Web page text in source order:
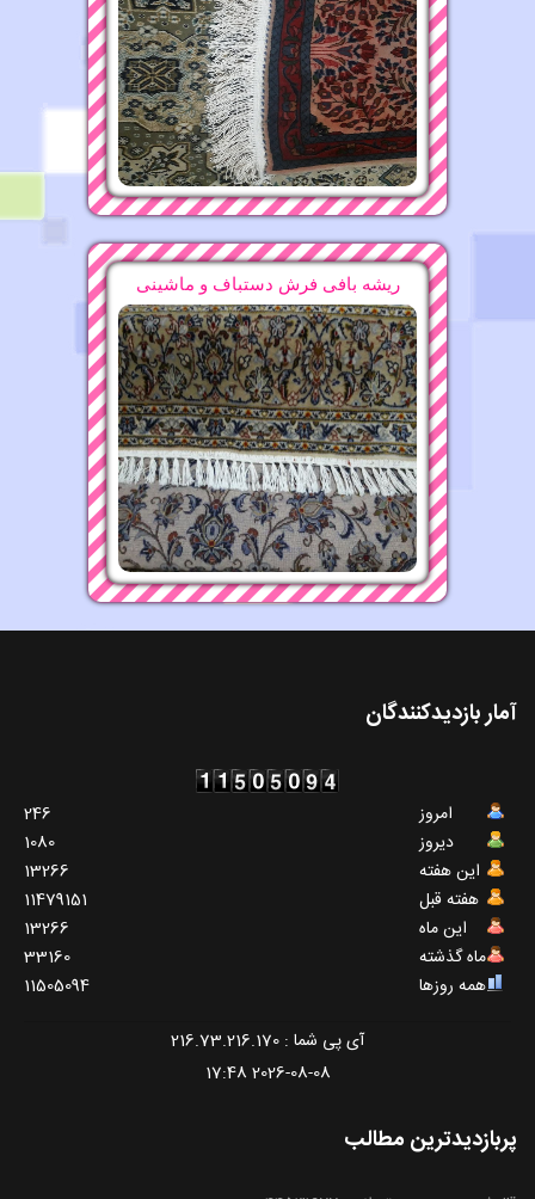
قالیشویی محدوده شهرک ژاندارمری ۴۴۲۷۳۸۲۷
15-11-1396
قالیشویی محدوده لارستان ۸۸۲۱۶۰۷۵
15-10-1396
قالیشویی در تجریش ۲۲۴۷۵۶۳۷
16-11-1396
قالیشویی محدوده افسریه
ریشه بافی فرش دستباف و ماشینی
آمار بازدیدکنندگان
امروز
دیروز
این هفته
هفته قبل
این ماه
ماه گذشته
همه روزها
246
1080
13266
11479151
13266
33160
11505094
آی پی شما : 216.73.216.170
2026-08-08 17:48
پربازدیدترین مطالب